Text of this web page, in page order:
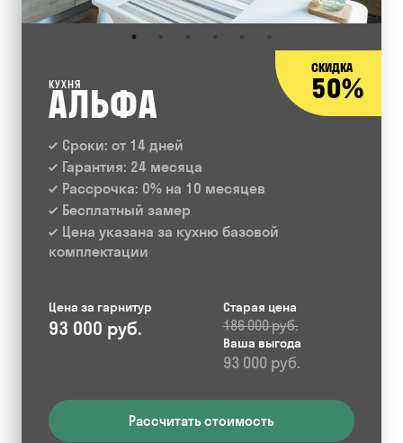
СКИДКА
50%
КУХНЯ
АЛЬФА
Сроки: от 14 дней
Гарантия: 24 месяца
Рассрочка: 0% на 10 месяцев
Бесплатный замер
Цена указана за кухню базовой
комплектации
Цена за гарнитур
93 000 руб.
Старая цена
186 000 руб.
Ваша выгода
93 000 руб.
Рассчитать стоимость